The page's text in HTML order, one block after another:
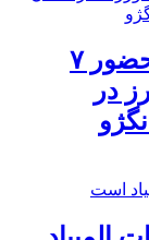
۲ مدال برنز نتیجه حضور ۷
در